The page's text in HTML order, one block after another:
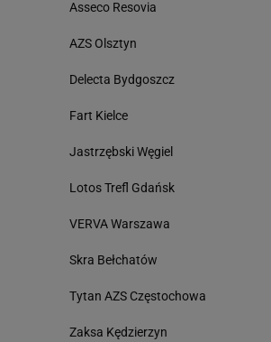
Asseco Resovia
AZS Olsztyn
Delecta Bydgoszcz
Fart Kielce
Jastrzębski Węgiel
Lotos Trefl Gdańsk
VERVA Warszawa
Skra Bełchatów
Tytan AZS Częstochowa
Zaksa Kędzierzyn